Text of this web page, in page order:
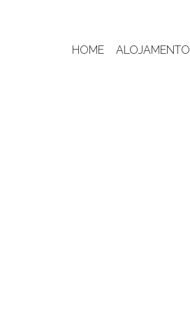
HOME ALOJAMENTO